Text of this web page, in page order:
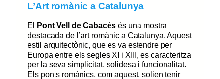
L’Art romànic a Catalunya
El Pont Vell de Cabacés és una mostra
destacada de l’art romànic a Catalunya. Aquest
estil arquitectònic, que es va estendre per
Europa entre els segles XI i XIII, es caracteritza
per la seva simplicitat, solidesa i funcionalitat.
Els ponts romànics, com aquest, solien tenir